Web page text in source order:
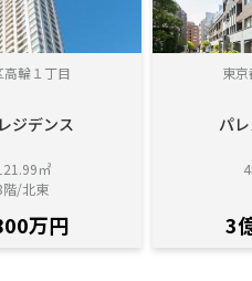
輪１丁目
ジデンス
㎡
階/北東
万円
東
パ
3